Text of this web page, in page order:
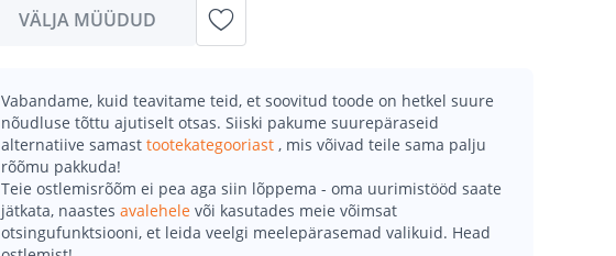
VÄLJA MÜÜDUD
Vabandame, kuid teavitame teid, et soovitud toode on hetkel suure
nõudluse tõttu ajutiselt otsas. Siiski pakume suurepäraseid
alternatiive samast tootekategooriast , mis võivad teile sama palju
rõõmu pakkuda!
Teie ostlemisrõõm ei pea aga siin lõppema - oma uurimistööd saate
jätkata, naastes avalehele või kasutades meie võimsat
otsingufunktsiooni, et leida veelgi meelepärasemad valikuid. Head